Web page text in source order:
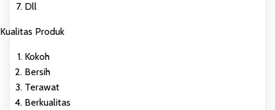
Dll
Kualitas Produk
Kokoh
Bersih
Terawat
Berkualitas